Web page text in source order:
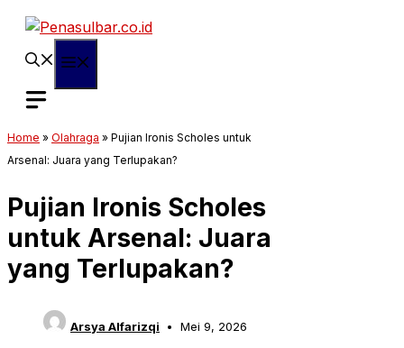
Langsung
Home » Olahraga » Pujian Ironis Scholes untuk
Arsenal: Juara yang Terlupakan?
Pujian Ironis Scholes
untuk Arsenal: Juara
yang Terlupakan?
Arsya Alfarizqi Mei 9, 2026